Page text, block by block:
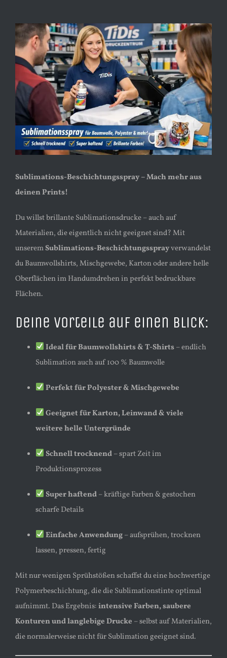
Zeige
grösseres
Bild
Sublimations-Beschichtungsspray – Mach mehr aus
deinen Prints!
Du willst brillante Sublimationsdrucke – auch auf
Materialien, die eigentlich nicht geeignet sind? Mit
unseremSublimations-Beschichtungssprayverwandelst
du Baumwollshirts, Mischgewebe, Karton oder andere helle
Oberflächen im Handumdrehen in perfekt bedruckbare
Flächen.
Deine Vorteile auf einen Blick:
Ideal für Baumwollshirts & T-Shirts– endlich
Sublimation auch auf 100 % Baumwolle
Perfekt für Polyester & Mischgewebe
Geeignet für Karton, Leinwand & viele
weitere helle Untergründe
Schnell trocknend– spart Zeit im
Produktionsprozess
Super haftend– kräftige Farben & gestochen
scharfe Details
Einfache Anwendung– aufsprühen, trocknen
lassen, pressen, fertig
Mit nur wenigen Sprühstößen schaffst du eine hochwertige
Polymerbeschichtung, die die Sublimationstinte optimal
aufnimmt. Das Ergebnis:intensive Farben, saubere
Konturen und langlebige Drucke – selbst auf Materialien,
die normalerweise nicht für Sublimation geeignet sind.